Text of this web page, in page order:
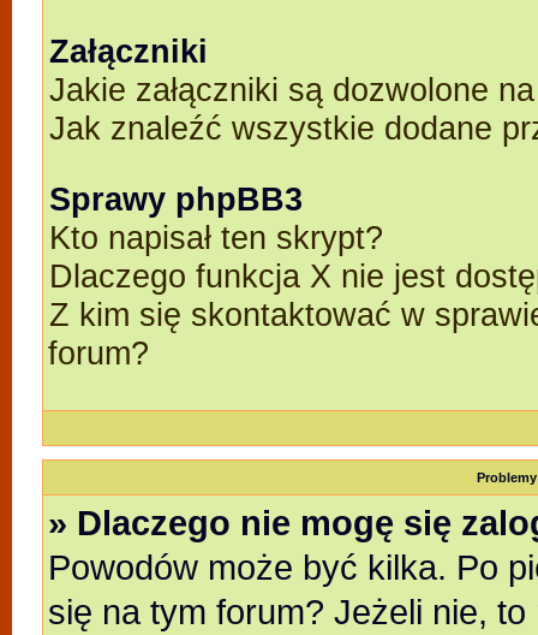
Załączniki
Jakie załączniki są dozwolone
Jak znaleźć wszystkie dodane
Sprawy phpBB3
Kto napisał ten skrypt?
Dlaczego funkcja X nie jest
Z kim się skontaktować w
forum?
» Dlaczego nie mogę się
Powodów może być kilka. Po
się na tym forum? Jeżeli nie,